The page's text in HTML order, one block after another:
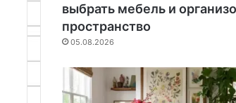
выбрать мебель и
пространство
05.08.2026